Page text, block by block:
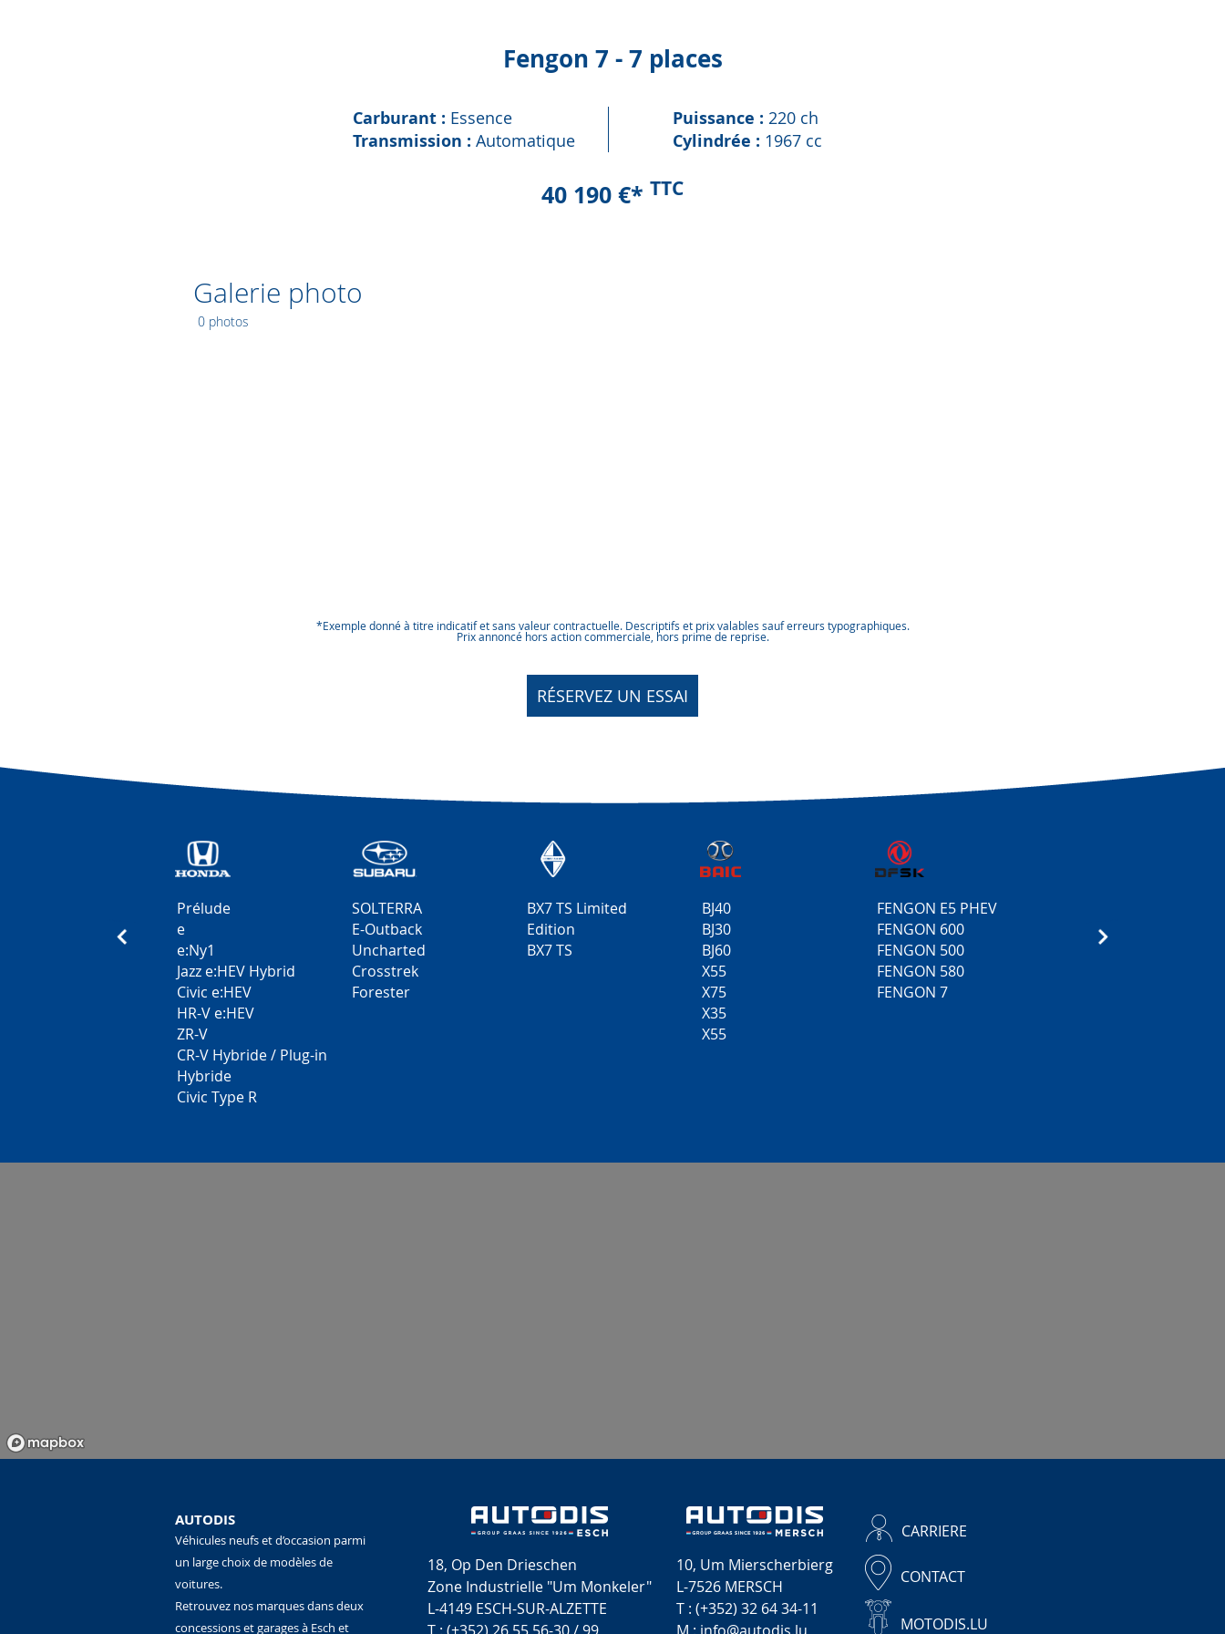
Fengon 7 - 7 places
Carburant : Essence
Transmission : Automatique
Puissance : 220 ch
Cylindrée : 1967 cc
40 190 €* TTC
Galerie photo
0 photos
*Exemple donné à titre indicatif et sans valeur contractuelle. Descriptifs et prix valables sauf erreurs typographiques.
Prix annoncé hors action commerciale, hors prime de reprise.
RÉSERVEZ UN ESSAI
Prélude
e
e:Ny1
Jazz e:HEV Hybrid
Civic e:HEV
HR-V e:HEV
ZR-V
CR-V Hybride / Plug-in
Hybride
Civic Type R
SOLTERRA
E-Outback
Uncharted
Crosstrek
Forester
BX7 TS Limited
Edition
BX7 TS
BJ40
BJ30
BJ60
X55
X75
X35
X55
FENGON E5 PHEV
FENGON 600
FENGON 500
FENGON 580
FENGON 7
AUTODIS
Véhicules neufs et d’occasion parmi
un large choix de modèles de
voitures.
Retrouvez nos marques dans deux
concessions et garages à Esch et
18, Op Den Drieschen
Zone Industrielle "Um Monkeler"
L-4149 ESCH-SUR-ALZETTE
10, Um Mierscherbierg
L-7526 MERSCH
T : (+352) 32 64 34-11
CARRIERE
CONTACT
MOTODIS.LU